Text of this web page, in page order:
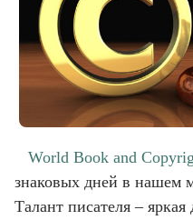
World Book and
знаковых дней в нашем
Талант писателя –